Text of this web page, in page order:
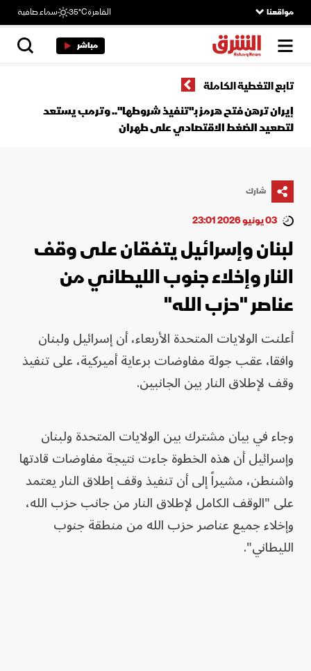
مواقعنا القاهرة35°C سماء صافية
مباشر
تابع التغطية الكاملة
إيران ترهن فتح هرمز بـ"تنفيذ شروطها".. وترمب يستعد
لتصعيد الضغط الاقتصادي على طهران
شارك
03 يونيو 2026 23:01
لبنان وإسرائيل يتفقان على وقف
النار وإخلاء جنوب الليطاني من
عناصر "حزب الله"
أعلنت الولايات المتحدة الأربعاء، أن إسرائيل ولبنان
وافقا، عقب جولة مفاوضات برعاية أميركية، على تنفيذ
وقف لإطلاق النار بين الجانبين.
وجاء في بيان مشترك بين الولايات المتحدة ولبنان
وإسرائيل أن هذه الخطوة جاءت نتيجة مفاوضات قادتها
واشنطن، مشيراً إلى أن تنفيذ وقف إطلاق النار يعتمد
على "الوقف الكامل لإطلاق النار من جانب حزب الله،
وإخلاء جميع عناصر حزب الله من منطقة جنوب
الليطاني".